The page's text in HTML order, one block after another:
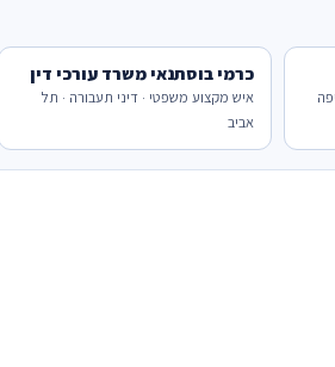
כרמי בוסתנאי משרד עורכי דין
איש מקצוע משפטי · דיני תעבורה · תל
אביב